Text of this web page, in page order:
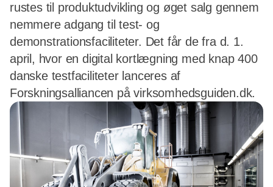
rustes til produktudvikling og øget salg gennem
nemmere adgang til test- og
demonstrationsfaciliteter. Det får de fra d. 1.
april, hvor en digital kortlægning med knap 400
danske testfaciliteter lanceres af
Forskningsalliancen på virksomhedsguiden.dk.